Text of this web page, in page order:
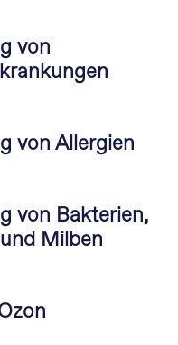
von
von Allergien
von Bakterien,
Milben